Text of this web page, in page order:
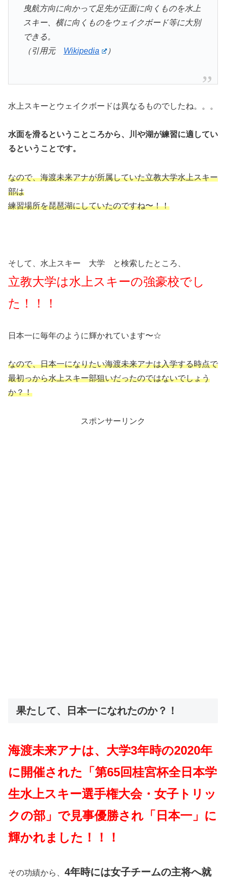
曳航方向に向かって足先が正面に向くものを水上
スキー、横に向くものをウェイクボード等に大別
できる。
（引用元 Wikipedia ）
水上スキーとウェイクボードは異なるものでしたね。。。
水面を滑るということころから、川や湖が練習に適してい
るということです。
なので、海渡未来アナが所属していた立教大学水上スキー
部は
練習場所を琵琶湖にしていたのですね〜！！
そして、水上スキー 大学 と検索したところ、
立教大学は水上スキーの強豪校でし
た！！！
日本一に毎年のように輝かれています〜☆
なので、日本一になりたい海渡未来アナは入学する時点で
最初っから水上スキー部狙いだったのではないでしょう
か？！
スポンサーリンク
果たして、日本一になれたのか？！
海渡未来アナは、大学3年時の2020年
に開催された「第65回桂宮杯全日本学
生水上スキー選手権大会・女子トリッ
クの部」で見事優勝され「日本一」に
輝かれました！！！
その功績から、 4年時には女子チームの主将へ就